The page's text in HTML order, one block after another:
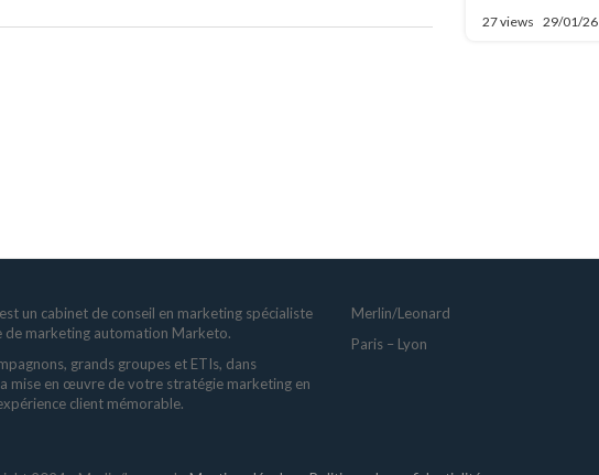
27 views 29/01/26
un cabinet de conseil en marketing spécialiste
de marketing automation Marketo.
grands groupes et ETIs, dans
mise en œuvre de votre stratégie marketing en
client mémorable.
Merlin/Leonard
Paris – Lyon